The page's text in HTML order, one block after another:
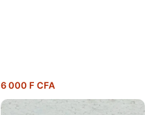
6 000 F CFA